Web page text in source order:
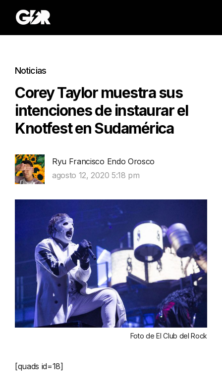
Noticias
Corey Taylor muestra sus
intenciones de instaurar el
Knotfest en Sudamérica
Ryu Francisco Endo Orosco
agosto 12, 2020 5:18 pm
Foto de El Club del Rock
[quads id=18]